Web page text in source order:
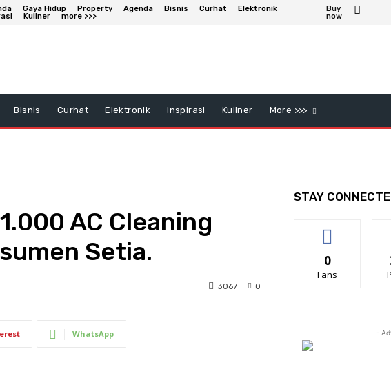
Gaya Hidup Property Agenda Bisnis Curhat
Elektronik
Kuliner more >>>
Buy
now
Bisnis Curhat Elektronik Inspirasi Kuliner More >>>
AC Cleaning
Setia.
0
3067
WhatsApp
STAY
0
Fans
-